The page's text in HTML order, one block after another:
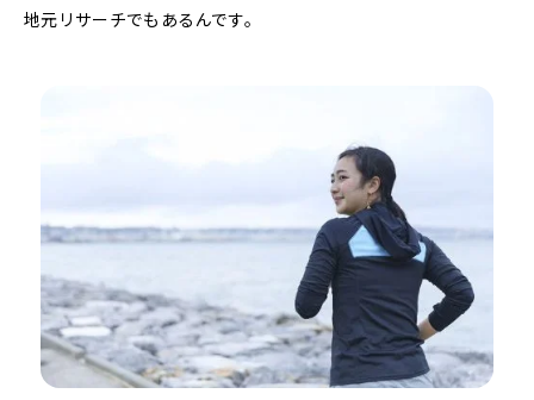
地元リサーチでもあるんです。